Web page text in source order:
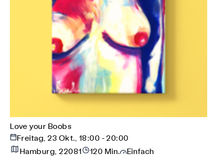
Love your Boobs
Freitag, 23 Okt., 18:00 - 20:00
Hamburg, 22081
120 Min.
Einfach